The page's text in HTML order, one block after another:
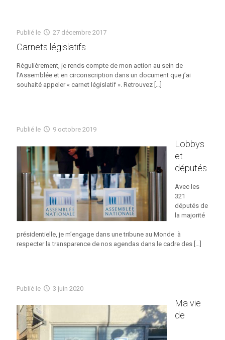
Publié le 27 décembre 2017
Carnets législatifs
Régulièrement, je rends compte de mon action au sein de
l’Assemblée et en circonscription dans un document que j’ai
souhaité appeler « carnet législatif ». Retrouvez […]
Publié le 9 octobre 2019
Lobbys
et
députés
Avec les
321
députés de
la majorité
présidentielle, je m’engage dans une tribune au Monde à
respecter la transparence de nos agendas dans le cadre des […]
Publié le 3 juin 2020
Ma vie
de